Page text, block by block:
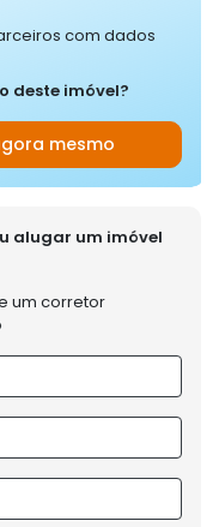
com dados
deste imóvel?
mesmo
alugar um imóvel
um corretor